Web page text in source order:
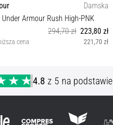
Damska
Armour Rush High-PNK
294,70 zł 223,80 zł
cena 221,70 zł
4.8 z 5 na podstawie